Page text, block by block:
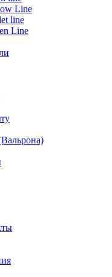
Line
line
Line